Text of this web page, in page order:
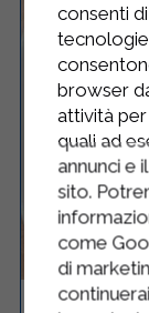
consenti
browser
attività
quali ad
annunci e
sito.
come
di